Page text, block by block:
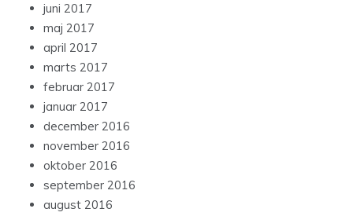
juni 2017
maj 2017
april 2017
marts 2017
februar 2017
januar 2017
december 2016
november 2016
oktober 2016
september 2016
august 2016